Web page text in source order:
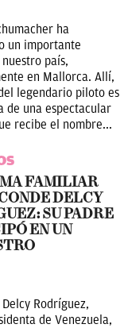
ha
un importante
país,
en Mallorca. Allí,
legendario piloto es
de una espectacular
recibe el nombre...
FAMILIAR
DELCY
SU PADRE
EN UN
Rodríguez,
de Venezuela,